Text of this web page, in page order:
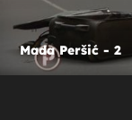
Mada Peršić - 2